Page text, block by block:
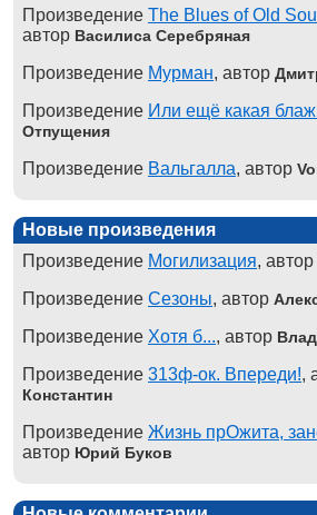
Произведение The Blues of Old
автор Василиса Серебряная
Произведение Мурман, автор
Произведение Или ещё какая
Отпущения
Произведение Вальгалла, автор
Новые произведения
Произведение Могилизация, автор
Произведение Сезоны, автор
Произведение Хотя б..., автор
Произведение 313ф-ок. Впереди!,
Константин
Произведение Жизнь прОжита,
автор Юрий Буков